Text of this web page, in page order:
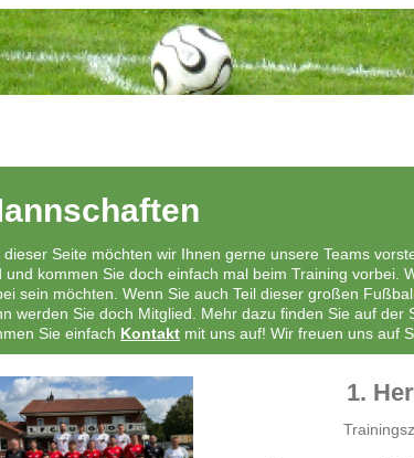
dieser Seite möchten wir Ihnen gerne unsere Teams
und kommen Sie doch einfach mal beim Training vorbei.
sein möchten. Wenn Sie auch Teil dieser großen
werden Sie doch Mitglied. Mehr dazu finden Sie auf der
Sie einfach Kontakt mit uns auf! Wir freuen uns auf
1.